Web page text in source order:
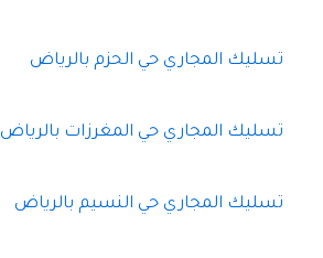
تسليك المجاري حي الحزم بالرياض
تسليك المجاري حي المغرزات بالرياض
تسليك المجاري حي النسيم بالرياض